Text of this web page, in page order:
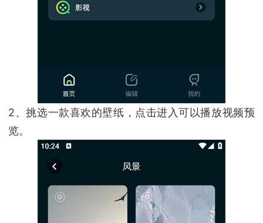
2、挑选一款喜欢的壁纸，点击进入可以播放视频预
览。